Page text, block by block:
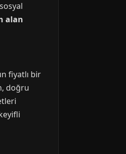
alan
fiyatlı bir
doğru